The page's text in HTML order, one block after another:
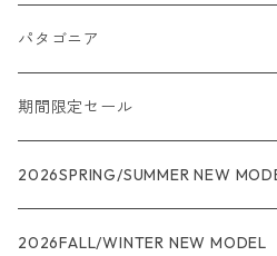
パタゴニア
メンズ
R1
ウィメンズ
R1
ジャケット・アウター
期間限定セール
★★★
レインウェアー
2026SPRING/SUMMER NEW
2026FALL/WINTER NEW MODEL